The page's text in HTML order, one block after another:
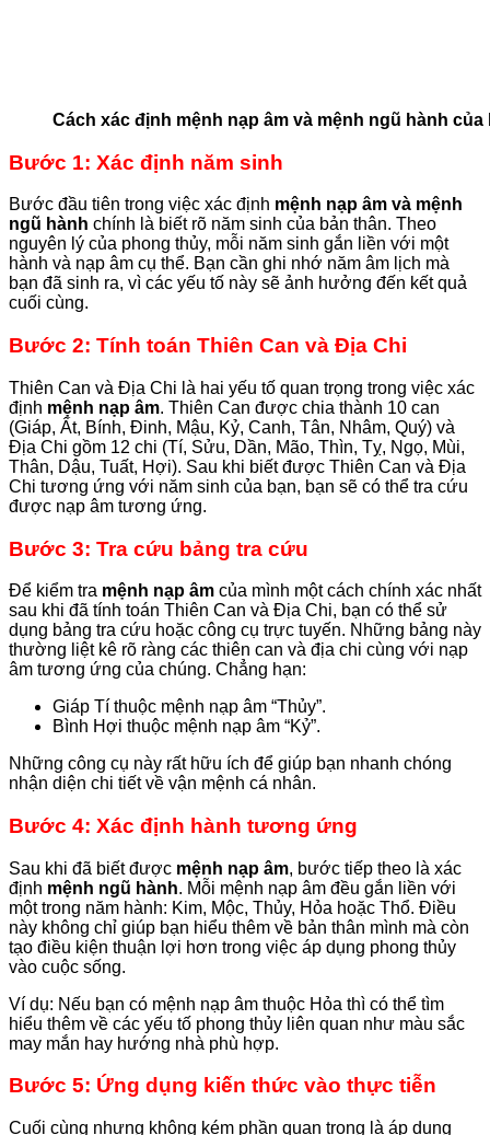
Cách xác định mệnh nạp âm và mệnh ngũ hành của
Bước 1: Xác định năm sinh
Bước đầu tiên trong việc xác định mệnh nạp âm và mệnh
ngũ hành chính là biết rõ năm sinh của bản thân. Theo
nguyên lý của phong thủy, mỗi năm sinh gắn liền với một
hành và nạp âm cụ thể. Bạn cần ghi nhớ năm âm lịch mà
bạn đã sinh ra, vì các yếu tố này sẽ ảnh hưởng đến kết quả
cuối cùng.
Bước 2: Tính toán Thiên Can và Địa Chi
Thiên Can và Địa Chi là hai yếu tố quan trọng trong việc xác
định mệnh nạp âm. Thiên Can được chia thành 10 can
(Giáp, Ất, Bính, Đinh, Mậu, Kỷ, Canh, Tân, Nhâm, Quý) và
Địa Chi gồm 12 chi (Tí, Sửu, Dần, Mão, Thìn, Tỵ, Ngọ, Mùi,
Thân, Dậu, Tuất, Hợi). Sau khi biết được Thiên Can và Địa
Chi tương ứng với năm sinh của bạn, bạn sẽ có thể tra cứu
được nạp âm tương ứng.
Bước 3: Tra cứu bảng tra cứu
Để kiểm tra mệnh nạp âm của mình một cách chính xác nhất
sau khi đã tính toán Thiên Can và Địa Chi, bạn có thể sử
dụng bảng tra cứu hoặc công cụ trực tuyến. Những bảng này
thường liệt kê rõ ràng các thiên can và địa chi cùng với nạp
âm tương ứng của chúng. Chẳng hạn:
Giáp Tí thuộc mệnh nạp âm “Thủy”.
Bình Hợi thuộc mệnh nạp âm “Kỷ”.
Những công cụ này rất hữu ích để giúp bạn nhanh chóng
nhận diện chi tiết về vận mệnh cá nhân.
Bước 4: Xác định hành tương ứng
Sau khi đã biết được mệnh nạp âm, bước tiếp theo là xác
định mệnh ngũ hành. Mỗi mệnh nạp âm đều gắn liền với
một trong năm hành: Kim, Mộc, Thủy, Hỏa hoặc Thổ. Điều
này không chỉ giúp bạn hiểu thêm về bản thân mình mà còn
tạo điều kiện thuận lợi hơn trong việc áp dụng phong thủy
vào cuộc sống.
Ví dụ: Nếu bạn có mệnh nạp âm thuộc Hỏa thì có thể tìm
hiểu thêm về các yếu tố phong thủy liên quan như màu sắc
may mắn hay hướng nhà phù hợp.
Bước 5: Ứng dụng kiến thức vào thực tiễn
Cuối cùng nhưng không kém phần quan trọng là áp dụng